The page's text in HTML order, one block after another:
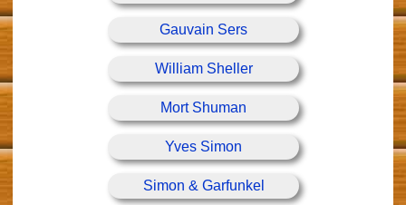
Gauvain Sers
William Sheller
Mort Shuman
Yves Simon
Simon & Garfunkel